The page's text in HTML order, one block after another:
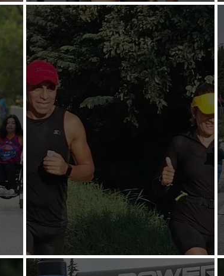
Anuncian la San Silvestre
Apoyan a De los Santos